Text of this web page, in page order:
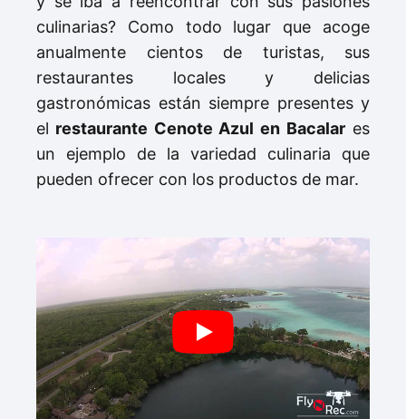
culinarias? Como todo lugar que acoge
anualmente cientos de turistas, sus
restaurantes locales y delicias
gastronómicas están siempre presentes y
el restaurante Cenote Azul en Bacalar es
un ejemplo de la variedad culinaria que
pueden ofrecer con los productos de mar.